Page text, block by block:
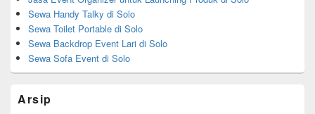
Sewa Handy Talky di Solo
Sewa Toilet Portable di Solo
Sewa Backdrop Event Lari di Solo
Sewa Sofa Event di Solo
Arsip